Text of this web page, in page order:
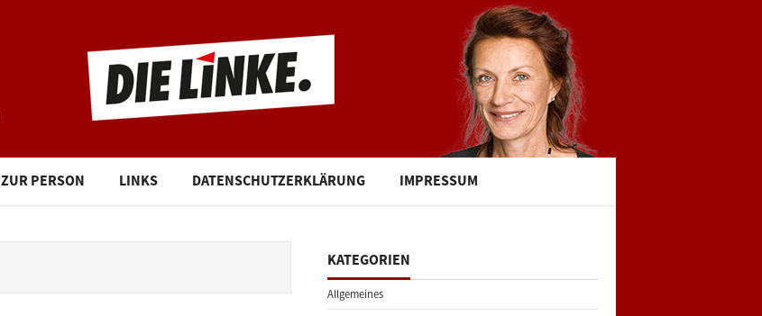
ZUR PERSON LINKS DATENSCHUTZERKLÄRUNG IMPRESSUM
KATEGORIEN
Allgemeines